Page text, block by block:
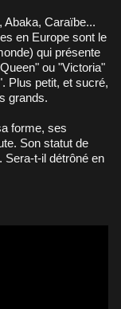
Abaka, Caraïbe...
en Europe sont le
qui présente
ou "Victoria"
Plus petit, et sucré,
grands.
forme, ses
Son statut de
Sera-t-il détrôné en